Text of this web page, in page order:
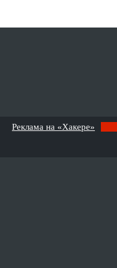
Реклама на «Хакере»